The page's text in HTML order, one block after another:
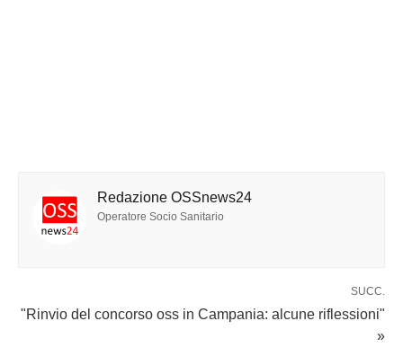
Redazione OSSnews24
Operatore Socio Sanitario
SUCC.
"Rinvio del concorso oss in Campania: alcune riflessioni"
»